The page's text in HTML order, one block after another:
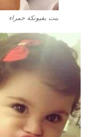
بنت بفيونكة حمراء